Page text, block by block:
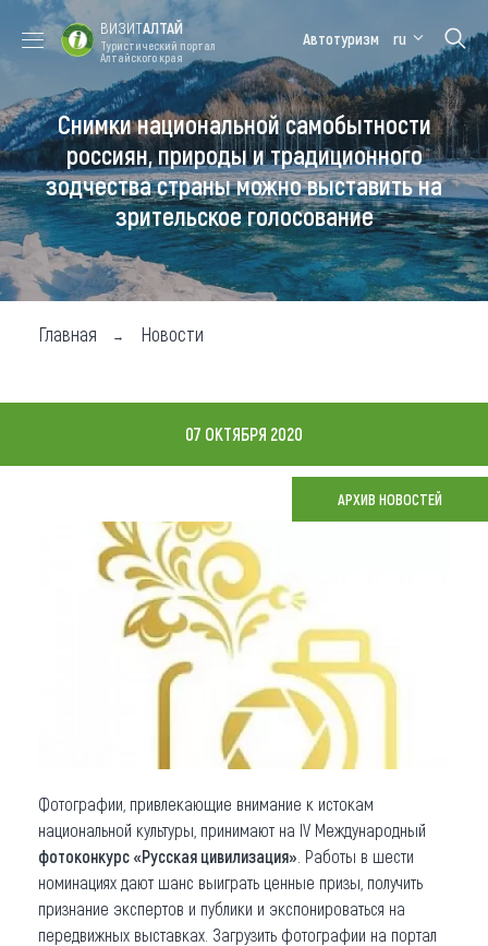
Форум VISIT
ALTAI
Цветение
маральника
Медицинский
форум
Алтайская
зимовка
Туры
Где побывать
Чем заняться
Где остановиться
Что привезти (сувениры)
О регионе
Коллекция впечатлений
Другие рубрики
ВИЗИТАЛТАЙ
Туристический портал
Алтайского края
Автотуризм ru
Снимки национальной самобытности
россиян, природы и традиционного
зодчества страны можно выставить на
зрительское голосование
Главная Новости
07 ОКТЯБРЯ 2020
АРХИВ НОВОСТЕЙ
Фотографии, привлекающие внимание к истокам
национальной культуры, принимают на IV Международный
фотоконкурс «Русская цивилизация» . Работы в шести
номинациях дают шанс выиграть ценные призы, получить
признание экспертов и публики и экспонироваться на
передвижных выставках. Загрузить фотографии на портал